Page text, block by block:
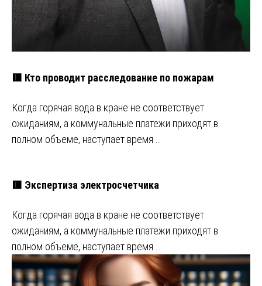
🟥 Кто проводит расследование по пожарам
Когда горячая вода в кране не соответствует
ожиданиям, а коммунальные платежи приходят в
полном объеме, наступает время …
🟥 Экспертиза электросчетчика
Когда горячая вода в кране не соответствует
ожиданиям, а коммунальные платежи приходят в
полном объеме, наступает время …